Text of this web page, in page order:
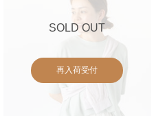
SOLD OUT
再入荷受付